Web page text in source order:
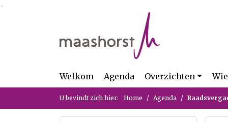
Welkom Agenda Overzichten
U bevindt zich hier: Home Agenda